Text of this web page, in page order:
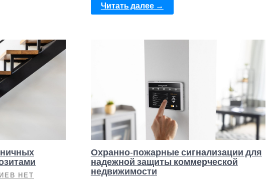
Читать далее →
НЕТ
Охранно-пожарные сигнализации для
надежной защиты коммерческой
недвижимости